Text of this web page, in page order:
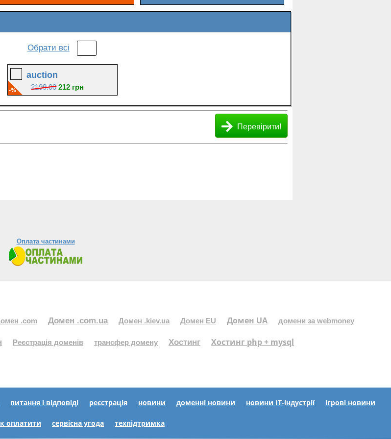
Обрати всі
-%
auction
2199.00 212 грн
Перевірити!
Оплата частинами
.com Домен .com.ua Домен .kiev.ua Домен EU Домен UA домени за webmoney
Реєстрація доменів трансфер домену Хостинг
Хостинг php + mysql
питання і відповіді реєстрація новини доменні новини новини IT-індустрії ігрові новини
оплатити сервісна угода техпідтримка